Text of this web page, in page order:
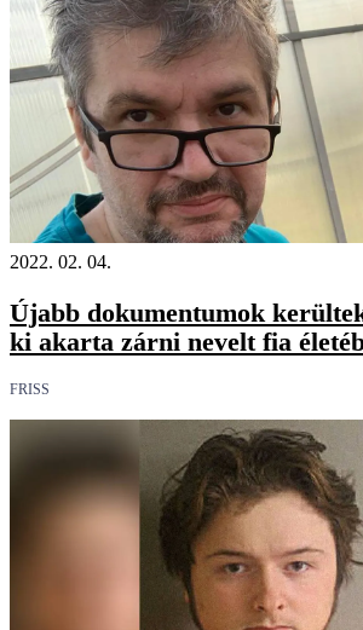
2022. 02. 04.
Újabb dokumentumok
ki akarta zárni nevelt fia
FRISS